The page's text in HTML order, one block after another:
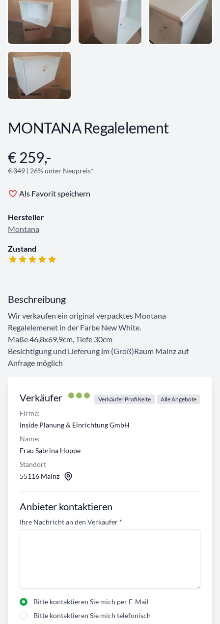
MONTANA Regalelement
Angebotsinformationen
€ 259,-
€ 349 | 26% unter Neupreis*
Als Favorit speichern
Hersteller
Montana
Zustand
Verkäufer Verkäufer Profilseite Alle Angebote
Firma:
Inside Planung & Einrichtung GmbH
Name:
Frau Sabrina Hoppe
Standort
55116 Mainz
Anbieter kontaktieren
Ihre Nachricht an den Verkäufer *
Bitte kontaktieren Sie mich per E-Mail
Bitte kontaktieren Sie mich telefonisch
Beschreibung
Wir verkaufen ein original verpacktes Montana
Regalelemenet in der Farbe New White.
Maße 46,8x69,9cm, Tiefe 30cm
Besichtigung und Lieferung im (Groß)Raum Mainz auf
Anfrage möglich